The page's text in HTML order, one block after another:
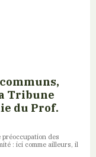
Tribune
du Prof.
des
: ici comme ailleurs, il